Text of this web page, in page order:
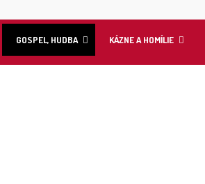
GOSPEL, HUDBA KÁZNE A HOMÍLIE